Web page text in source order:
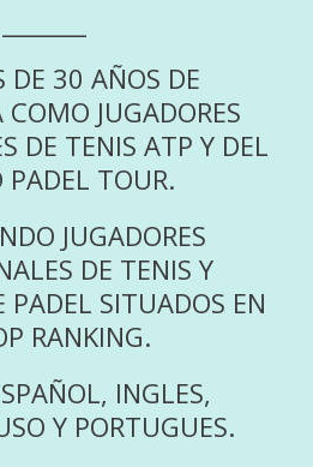
DE 30 AÑOS DE
COMO JUGADORES
DE TENIS ATP Y DEL
PADEL TOUR.
JUGADORES
DE TENIS Y
PADEL SITUADOS EN
RANKING.
INGLES,
Y PORTUGUES.